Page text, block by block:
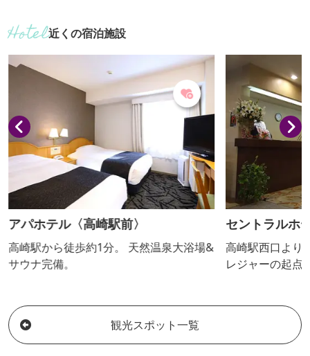
ラインナップで、高崎ブランドを盛り上
げるためのコーナー。「高崎ブランド農
産物を育てる会」による厳しい基準をク
リアし承認を受けた農業者が生産した良
質なもののみ。一度食べたらやめられな
くなる高崎の美味しいものが集められて
います。お土産探しに最適です。
近くの宿泊施設
アパホテル〈高崎駅前〉
高崎駅から徒歩約1分。 天然温泉大浴場&
サウナ完備。
セントラルホ
高崎駅西口より
レジャーの起点
観光スポット一覧